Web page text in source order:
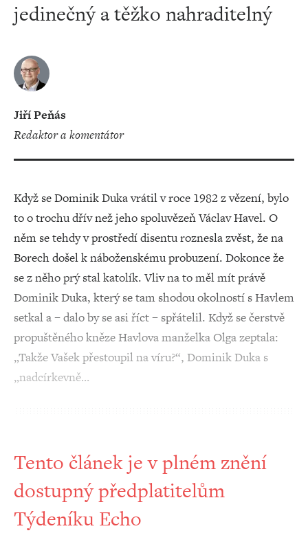
jedinečný a těžko nahraditelný
Jiří Peňás
redaktor a komentátor
Když se Dominik Duka vrátil v roce 1982 z vězení, bylo
to o trochu dřív než jeho spoluvězeň Václav Havel. O
něm se tehdy v prostředí disentu roznesla zvěst, že na
Borech došel k náboženskému probuzení. Dokonce že
se z něho prý stal katolík. Vliv na to měl mít právě
Dominik Duka, který se tam shodou okolností s Havlem
setkal a – dalo by se asi říct – spřátelil. Když se čerstvě
propuštěného kněze Havlova manželka Olga zeptala:
„Takže Vašek přestoupil na víru?“, Dominik Duka s
„nadcírkevně…
Tento článek je v plném znění
dostupný předplatitelům
Týdeníku Echo